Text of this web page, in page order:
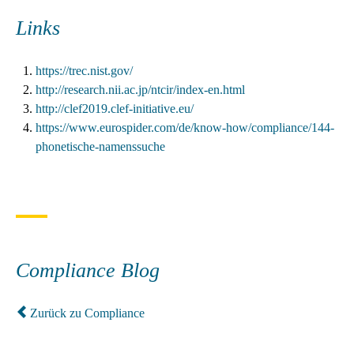
Links
https://trec.nist.gov/
http://research.nii.ac.jp/ntcir/index-en.html
http://clef2019.clef-initiative.eu/
https://www.eurospider.com/de/know-how/compliance/144-
phonetische-namenssuche
Compliance Blog
Zurück zu Compliance